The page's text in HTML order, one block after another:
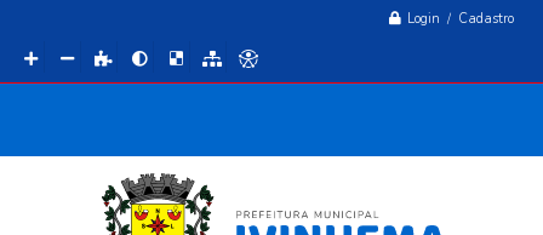
Login / Cadastro